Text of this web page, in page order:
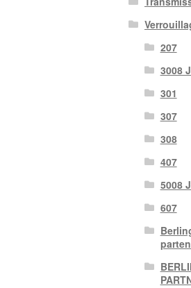
207
3008
301
307
308
407
5008
607